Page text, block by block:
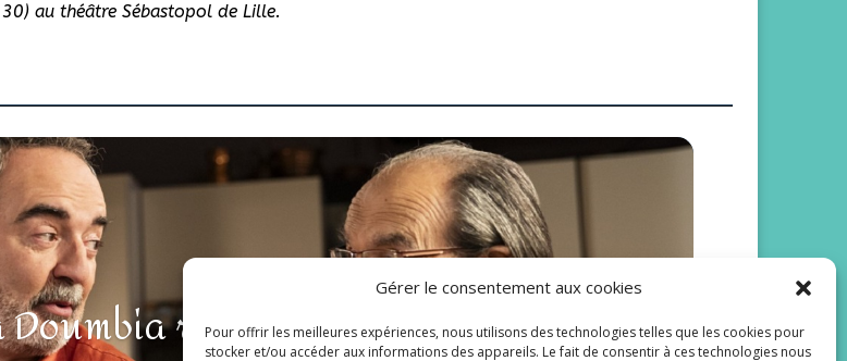
Gérer le consentement aux cookies
Pour offrir les meilleures expériences, nous utilisons des technologies telles que les cookies pour
stocker et/ou accéder aux informations des appareils. Le fait de consentir à ces technologies nous
au théâtre Sébastopol de Lille.
rejoignent Scènes de